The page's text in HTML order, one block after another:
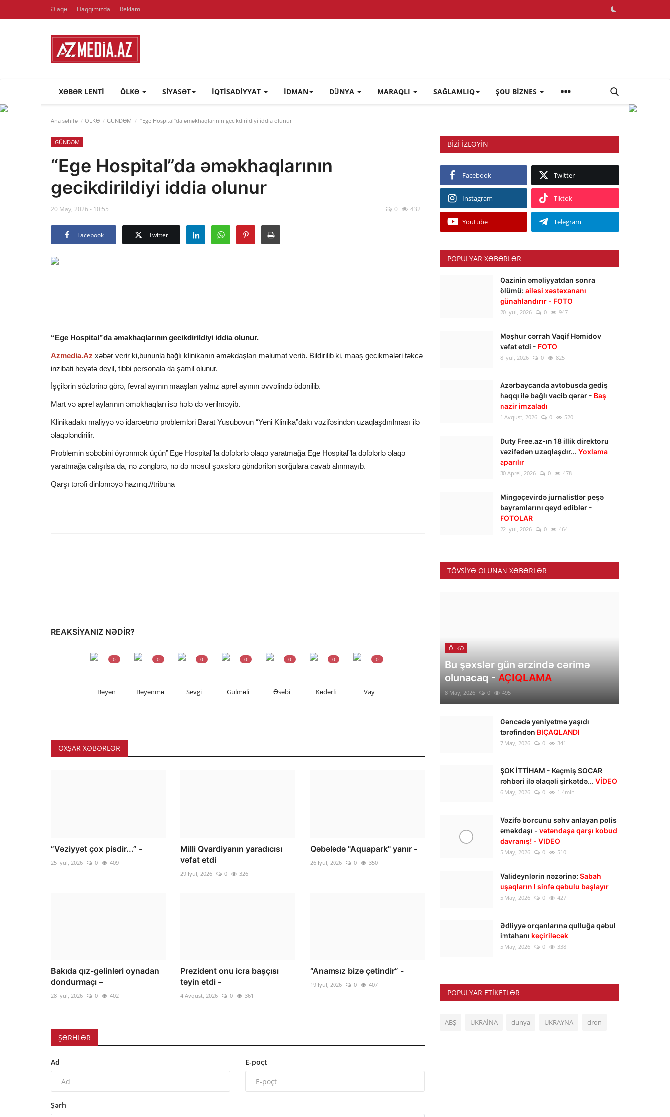
Əlaqə Haqqımızda Reklam
XƏBƏR LENTI ÖLKƏ SİYASƏT İQTİSADİYYAT İDMAN DÜNYA MARAQLI SAĞLAMLIQ ŞOU BİZNES
Ana səhifə ÖLKƏ GÜNDƏM “Ege Hospital”da əməkhaqlarının gecikdirildiyi iddia olunur
GÜNDƏM
“Ege Hospital”da əməkhaqlarının
gecikdirildiyi iddia olunur
20 May, 2026 - 10:55 0 432
Facebook Twitter
“Ege Hospital”da əməkhaqlarının gecikdirildiyi iddia olunur.
Azmedia.Az xəbər verir ki,bununla bağlı klinikanın əməkdaşları məlumat verib. Bildirilib ki, maaş gecikmələri təkcə
inzibati heyətə deyil, tibbi personala da şamil olunur.
İşçilərin sözlərinə görə, fevral ayının maaşları yalnız aprel ayının əvvəlində ödənilib.
Mart və aprel aylarının əməkhaqları isə hələ də verilməyib.
Klinikadakı maliyyə və idarəetmə problemləri Barat Yusubovun “Yeni Klinika”dakı vəzifəsindən uzaqlaşdırılması ilə
əlaqələndirilir.
Problemin səbəbini öyrənmək üçün” Ege Hospital”la dəfələrlə əlaqə yaratmağa Ege Hospital”la dəfələrlə əlaqə
yaratmağa calışılsa da, nə zənglərə, nə də məsul şəxslərə göndərilən sorğulara cavab alınmayıb.
Qarşı tərəfi dinləməyə hazırıq.//tribuna
REAKSIYANIZ NƏDIR?
Bəyən
0
Bəyənmə
0
Sevgi
0
Gülməli
0
Əsəbi
0
Kədərli
0
Vay
0
OXŞAR XƏBƏRLƏR
“Vəziyyət çox pisdir...” -
25 İyul, 2026 0 409
Milli Qvardiyanın yaradıcısı
vəfat etdi
29 İyul, 2026 0 326
Qəbələdə "Aquapark" yanır -
26 İyul, 2026 0 350
Bakıda qız-gəlinləri oynadan
dondurmaçı –
28 İyul, 2026 0 402
Prezident onu icra başçısı
təyin etdi -
4 Avqust, 2026 0 361
“Anamsız bizə çətindir” -
19 İyul, 2026 0 407
ŞƏRHLƏR
Ad E-poçt
Şərh
BIZI IZLƏYIN
Facebook Twitter
Instagram Tiktok
Youtube Telegram
POPULYAR XƏBƏRLƏR
Qazinin əməliyyatdan sonra
ölümü: ailəsi xəstəxananı
günahlandırır - FOTO
20 İyul, 2026 0 947
Məşhur cərrah Vaqif Həmidov
vəfat etdi - FOTO
8 İyul, 2026 0 825
Azərbaycanda avtobusda gediş
haqqı ilə bağlı vacib qərar - Baş
nazir imzaladı
1 Avqust, 2026 0 520
Duty Free.az-ın 18 illik direktoru
vəzifədən uzaqlaşdır... Yoxlama
aparılır
30 Aprel, 2026 0 478
Mingəçevirdə jurnalistlər peşə
bayramlarını qeyd ediblər -
FOTOLAR
22 İyul, 2026 0 464
TÖVSIYƏ OLUNAN XƏBƏRLƏR
ÖLKƏ
Bu şəxslər gün ərzində cərimə
olunacaq - AÇIQLAMA
8 May, 2026 0 495
Gəncədə yeniyetmə yaşıdı
tərəfindən BIÇAQLANDI
7 May, 2026 0 341
ŞOK İTTİHAM - Keçmiş SOCAR
rəhbəri ilə əlaqəli şirkətdə... VİDEO
6 May, 2026 0 1.4min
Vəzifə borcunu səhv anlayan polis
əməkdaşı - vətəndaşa qarşı kobud
davranış! - VIDEO
5 May, 2026 0 510
Valideynlərin nəzərinə: Sabah
uşaqların I sinfə qəbulu başlayır
5 May, 2026 0 427
Ədliyyə orqanlarına qulluğa qəbul
imtahanı keçiriləcək
5 May, 2026 0 338
POPULYAR ETIKETLƏR
ABŞ UKRAİNA dunya UKRAYNA dron